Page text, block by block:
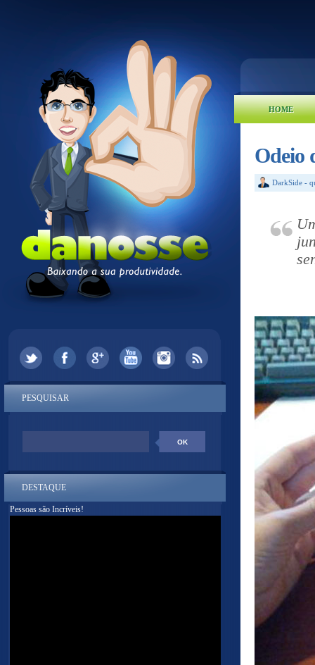
HOME
Odeio
DarkSide -
PESQUISAR
DESTAQUE
Pessoas são Incríveis!